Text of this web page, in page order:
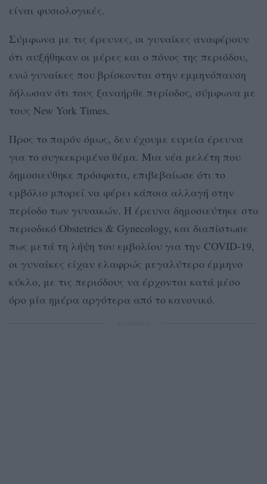
είναι φυσιολογικές.
Σύμφωνα με τις έρευνες, οι γυναίκες αναφέρουν
ότι αυξήθηκαν οι μέρες και ο πόνος της περιόδου,
ενώ γυναίκες που βρίσκονται στην εμμηνόπαυση
δήλωσαν ότι τους ξαναήρθε περίοδος, σύμφωνα με
τους New York Times.
Προς το παρόν όμως, δεν έχουμε ευρεία έρευνα
για το συγκεκριμένο θέμα. Μια νέα μελέτη που
δημοσιεύθηκε πρόσφατα, επιβεβαίωσε ότι το
εμβόλιο μπορεί να φέρει κάποια αλλαγή στην
περίοδο των γυναικών. Η έρευνα δημοσιεύτηκε στο
περιοδικό Obstetrics & Gynecology, και διαπίστωσε
πως μετά τη λήψη του εμβολίου για την COVID-19,
οι γυναίκες είχαν ελαφρώς μεγαλύτερο έμμηνο
κύκλο, με τις περιόδους να έρχονται κατά μέσο
όρο μία ημέρα αργότερα από το κανονικό.